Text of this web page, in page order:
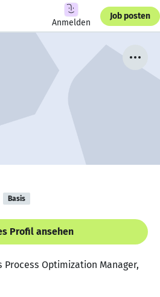
Anmelden
Job posten
Basis
Profil ansehen
Process Optimization Manager,